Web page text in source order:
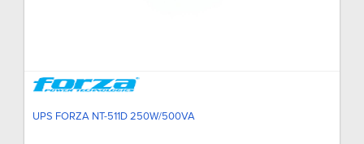
UPS FORZA NT-511D 250W/500VA